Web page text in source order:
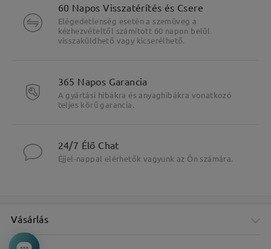
60 Napos Visszatérítés és Csere
Elégedetlenség esetén a szemüveg a
kézhezvételtől számított 60 napon belül
visszaküldhető vagy kicserélhető.
365 Napos Garancia
A gyártási hibákra és anyaghibákra vonatkozó
teljes körű garancia.
24/7 Élő Chat
Éjjel-nappal elérhetők vagyunk az Ön számára.
Vásárlás